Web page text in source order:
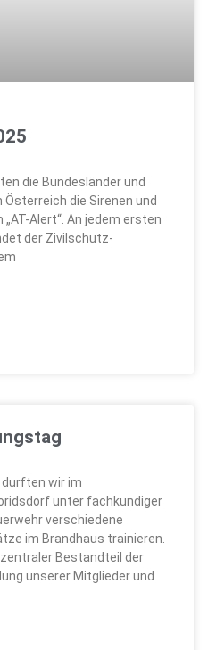
die Bundesländer und
die Sirenen und
Alert“. An jedem ersten
der Zivilschutz-
wir im
unter fachkundiger
verschiedene
im Brandhaus trainieren.
Bestandteil der
unserer Mitglieder und